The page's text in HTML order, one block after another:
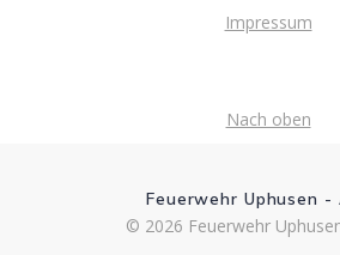
Impressum
Nach oben
Feuerwehr Uphusen -
© 2026 Feuerwehr